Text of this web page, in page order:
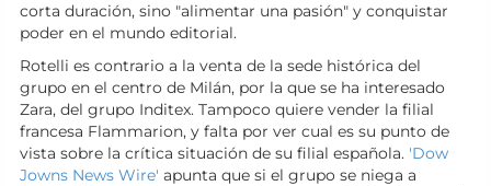
corta duración, sino "alimentar una pasión" y conquistar
poder en el mundo editorial.
Rotelli es contrario a la venta de la sede histórica del
grupo en el centro de Milán, por la que se ha interesado
Zara, del grupo Inditex. Tampoco quiere vender la filial
francesa Flammarion, y falta por ver cual es su punto de
vista sobre la crítica situación de su filial española. 'Dow
Jowns News Wire' apunta que si el grupo se niega a